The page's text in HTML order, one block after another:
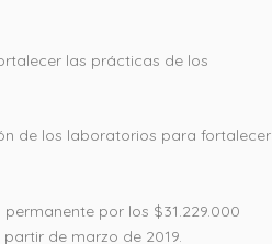
las prácticas de los
de los laboratorios para fortalecer
por los $31.229.000
de marzo de 2019.